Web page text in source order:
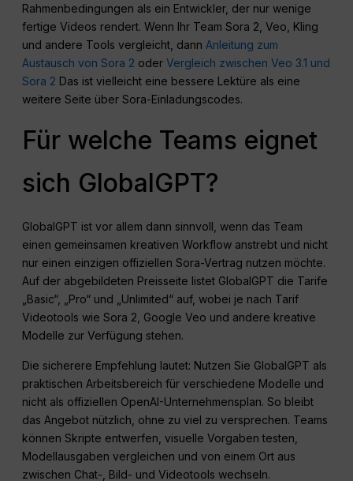
Rahmenbedingungen als ein Entwickler, der nur wenige
fertige Videos rendert. Wenn Ihr Team Sora 2, Veo, Kling
und andere Tools vergleicht, dannAnleitung zum
Austausch von Sora 2 oderVergleich zwischen Veo 3.1 und
Sora 2 Das ist vielleicht eine bessere Lektüre als eine
weitere Seite über Sora-Einladungscodes.
Für welche Teams eignet
sich GlobalGPT?
GlobalGPT ist vor allem dann sinnvoll, wenn das Team
einen gemeinsamen kreativen Workflow anstrebt und nicht
nur einen einzigen offiziellen Sora-Vertrag nutzen möchte.
Auf der abgebildeten Preisseite listet GlobalGPT die Tarife
„Basic“, „Pro“ und „Unlimited“ auf, wobei je nach Tarif
Videotools wie Sora 2, Google Veo und andere kreative
Modelle zur Verfügung stehen.
Die sicherere Empfehlung lautet: Nutzen Sie GlobalGPT als
praktischen Arbeitsbereich für verschiedene Modelle und
nicht als offiziellen OpenAI-Unternehmensplan. So bleibt
das Angebot nützlich, ohne zu viel zu versprechen. Teams
können Skripte entwerfen, visuelle Vorgaben testen,
Modellausgaben vergleichen und von einem Ort aus
zwischen Chat-, Bild- und Videotools wechseln.